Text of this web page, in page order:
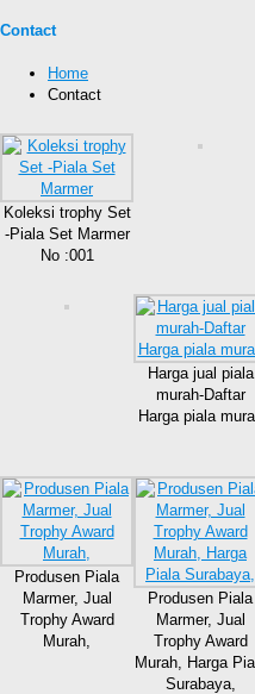
Contact
Home
Contact
Koleksi trophy Set
-Piala Set Marmer
No :001
Harga jual piala
murah-Daftar
Harga piala
Produsen Piala
Marmer, Jual
Trophy Award
Murah,
Produsen Piala
Marmer, Jual
Trophy Award
Murah, Harga
Surabaya,